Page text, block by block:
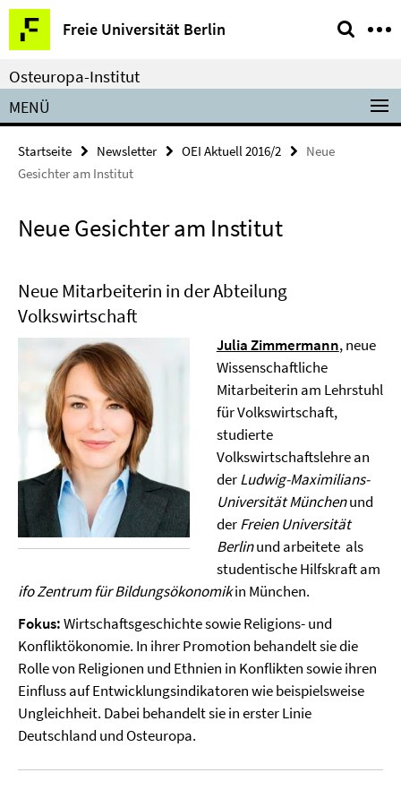
Springe
direkt
zu
Inhalt
Freie Universität Berlin
Service-
Navigation
Osteuropa-Institut
MENÜ
Startseite Newsletter OEI Aktuell 2016/2
Neue
Gesichter am Institut
Neue Gesichter am Institut
Neue Mitarbeiterin in der Abteilung
Volkswirtschaft
Julia Zimmermann, neue
Wissenschaftliche
Mitarbeiterin am Lehrstuhl
für Volkswirtschaft,
studierte
Volkswirtschaftslehre an
derLudwig-Maximilians-
Universität Münchenund
derFreien Universität
Berlinund arbeitete als
studentische Hilfskraft am
ifo Zentrum für Bildungsökonomikin München.
Fokus:Wirtschaftsgeschichte sowie Religions- und
Konfliktökonomie. In ihrer Promotion behandelt sie die
Rolle von Religionen und Ethnien in Konflikten sowie ihren
Einfluss auf Entwicklungsindikatoren wie beispielsweise
Ungleichheit. Dabei behandelt sie in erster Linie
Deutschland und Osteuropa.